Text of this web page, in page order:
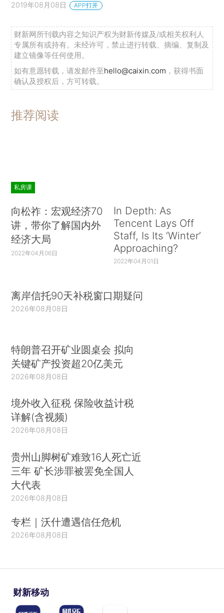
2019年08月08日 APP打开
财新网所刊载内容之知识产权为财新传媒及/或相关权利人
专属所有或持有。未经许可，禁止进行转载、摘编、复制及
建立镜像等任何使用。
如有意愿转载，请发邮件至hello@caixin.com ，获得书面
确认及授权后，方可转载。
推荐阅读
私房课
向松祚：宏观经济70
讲，带你了解国内外
经济大局
2022年04月06日
In Depth: As
Tencent Lays Off
Staff, Is Its ‘Winter’
Approaching?
2022年04月01日
离岸信托90天补税窗口期疑问
2026年08月08日
特朗普召开矿业圆桌会 拟向
关键矿产投资超20亿美元
2026年08月08日
境外收入征税 保险收益计税
详解(含视频)
2026年08月08日
贵州山脚树矿难致16人死亡近
三年 矿长涉罪被罢免全国人
大代表
2026年08月08日
专栏｜沃什遭遇信任危机
2026年08月08日
财新移动